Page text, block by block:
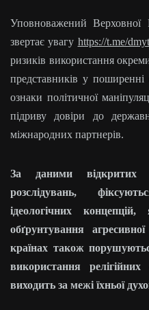
Уповноважений
звертає увагу https://t.me/
ризиків використання
представників у
ознаки політичної
підриву довіри до
міжнародних партнерів.
За даними відкритих
розслідувань,
ідеологічних
обґрунтування
країнах також
використання
виходить за межі їхньої